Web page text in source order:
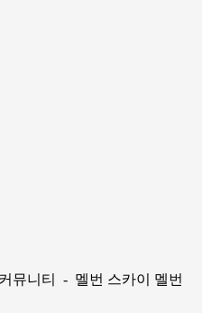
뮤니티 - 멜번 스카이 멜번